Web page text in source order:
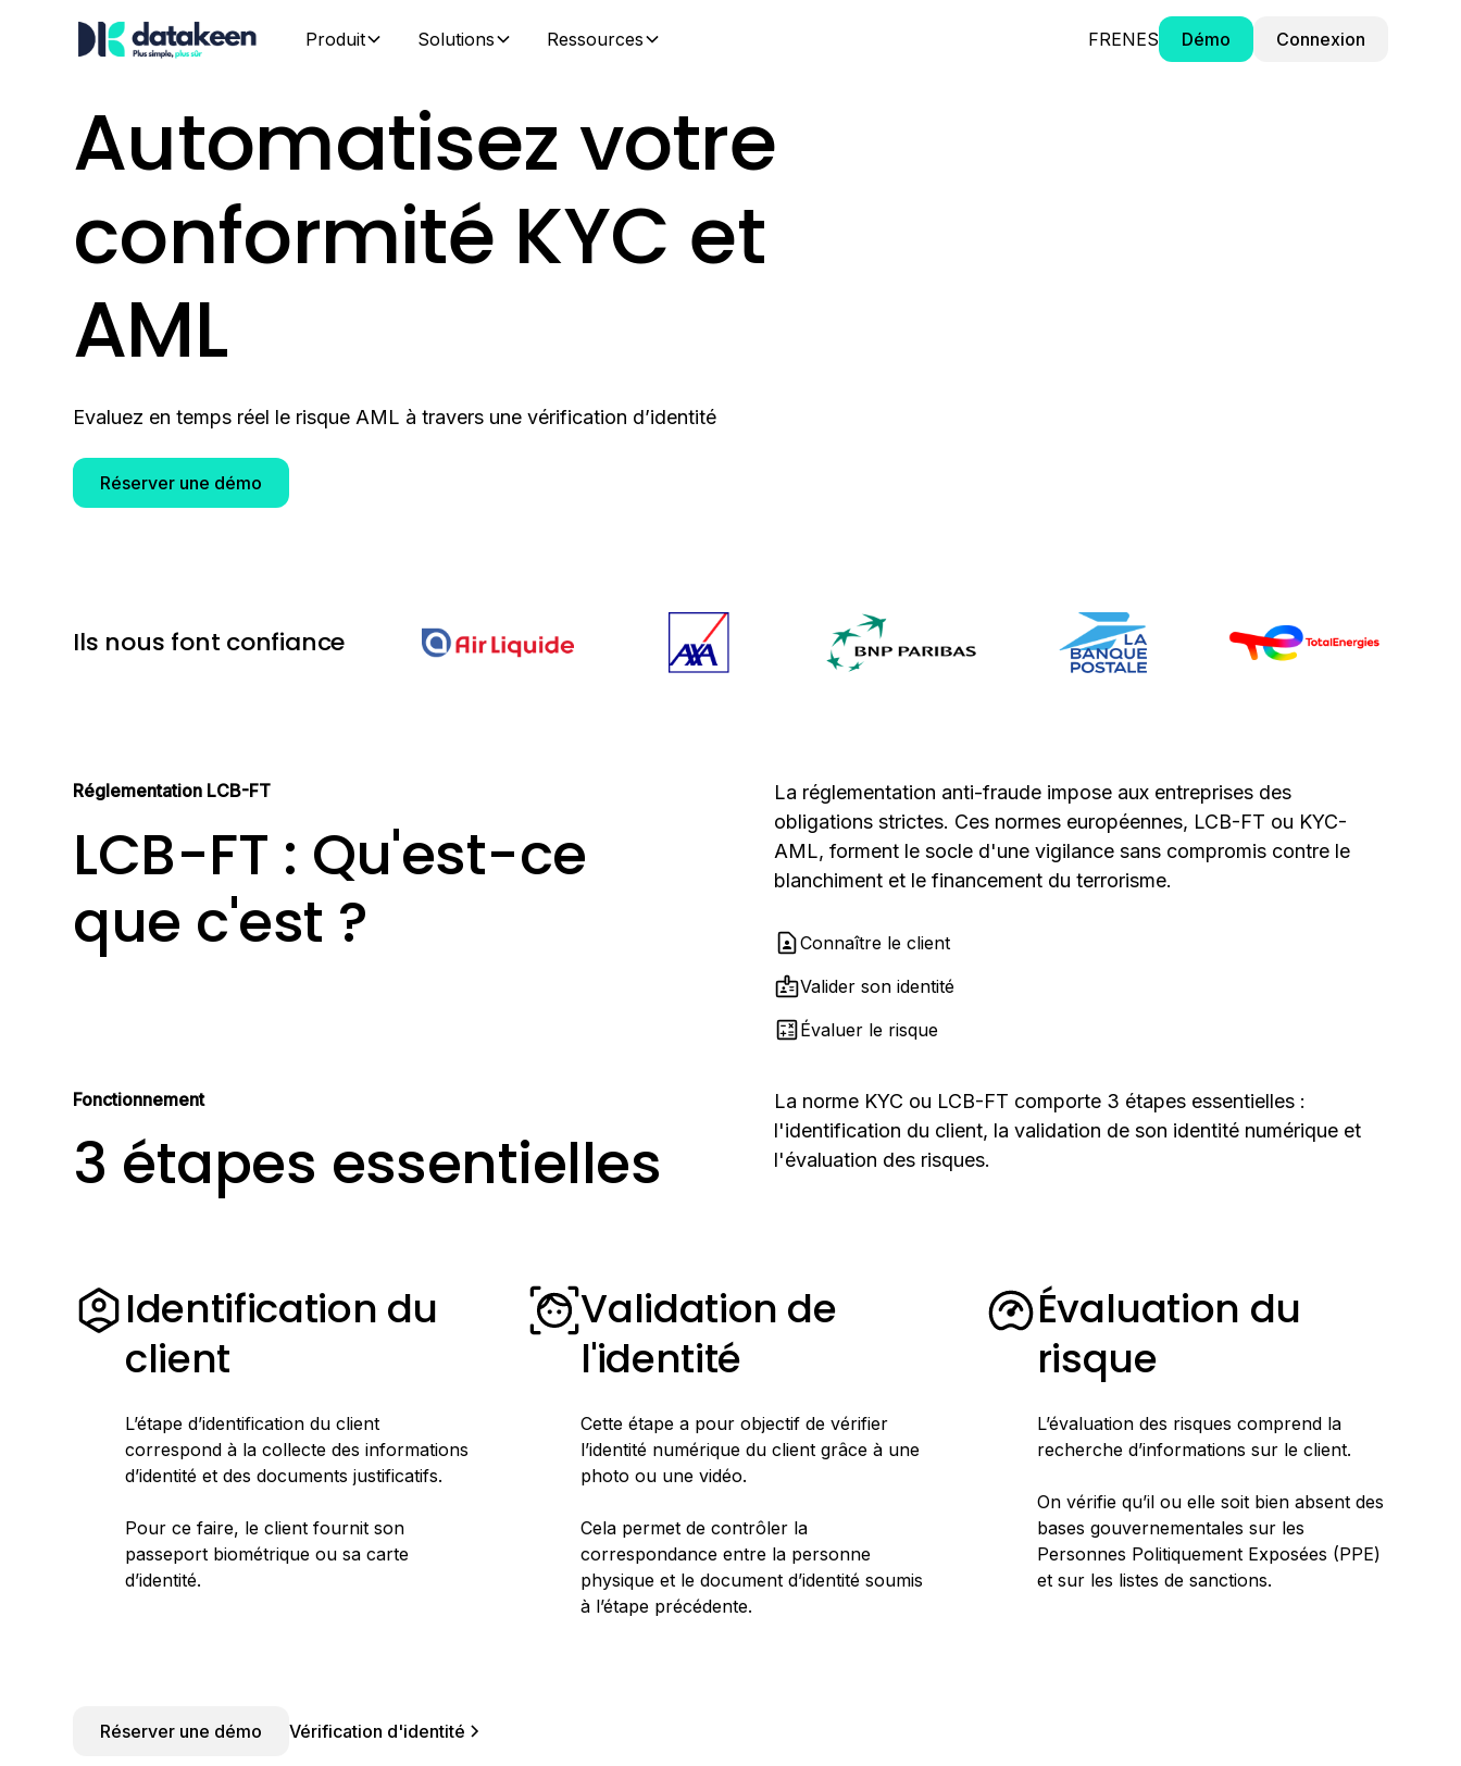
Produit Solutions Ressources FRENES Démo Connexion
Automatisez votre
conformité KYC et
AML
Evaluez en temps réel le risque AML à travers une vérification d’identité
Réserver une démo
Ils nous font confiance
Réglementation LCB-FT
LCB-FT : Qu'est-ce
que c'est ?
La réglementation anti-fraude impose aux entreprises des
obligations strictes. Ces normes européennes, LCB-FT ou KYC-
AML, forment le socle d'une vigilance sans compromis contre le
blanchiment et le financement du terrorisme.
Connaître le client
Valider son identité
Évaluer le risque
Fonctionnement
3 étapes essentielles
La norme KYC ou LCB-FT comporte 3 étapes essentielles :
l'identification du client, la validation de son identité numérique et
l'évaluation des risques.
Identification du
client
L’étape d’identification du client
correspond à la collecte des informations
d’identité et des documents justificatifs.
Pour ce faire, le client fournit son
passeport biométrique ou sa carte
d’identité.
Validation de
l'identité
Cette étape a pour objectif de vérifier
l’identité numérique du client grâce à une
photo ou une vidéo.
Cela permet de contrôler la
correspondance entre la personne
physique et le document d’identité soumis
à l’étape précédente.
Évaluation du
risque
L’évaluation des risques comprend la
recherche d’informations sur le client.
On vérifie qu’il ou elle soit bien absent des
bases gouvernementales sur les
Personnes Politiquement Exposées (PPE)
et sur les listes de sanctions.
Réserver une démo Vérification d'identité